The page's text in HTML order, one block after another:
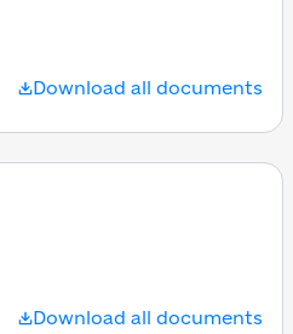
Download all documents
Download all documents